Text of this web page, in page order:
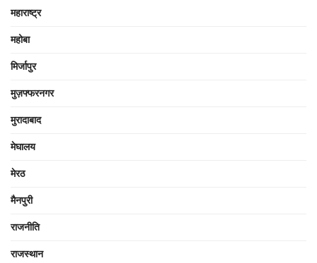
महाराष्ट्र
महोबा
मिर्जापुर
मुज़फ्फरनगर
मुरादाबाद
मेघालय
मेरठ
मैनपुरी
राजनीति
राजस्थान